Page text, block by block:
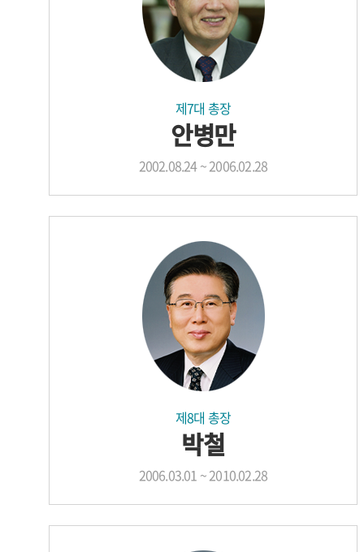
제7대 총장
안병만
2002.08.24 ~ 2006.02.28
제8대 총장
박철
2006.03.01 ~ 2010.02.28